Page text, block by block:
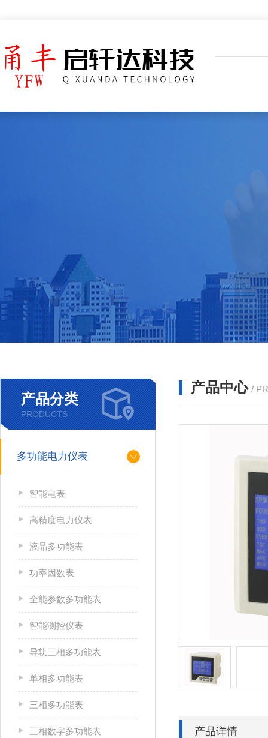
产品分类
PRODUCTS
多功能电力仪表
智能电表
高精度电力仪表
液晶多功能表
功率因数表
全能参数多功能表
智能测控仪表
导轨三相多功能表
单相多功能表
三相多功能表
三相数字多功能表
产品中心 /
产品详情